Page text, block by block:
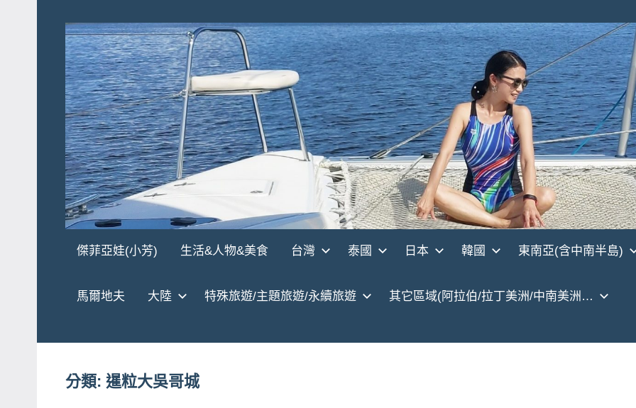
content
傑
娃
JEFFIA
團、
傑菲亞娃(小芳) 生活&人物&美食 台灣 泰國 日本 韓國 東南亞(含中南半島)
馬爾地夫 大陸 特殊旅遊/主題旅遊/永續旅遊 其它區域(阿拉伯/拉丁美洲/中南美洲…
分類: 暹粒大吳哥城